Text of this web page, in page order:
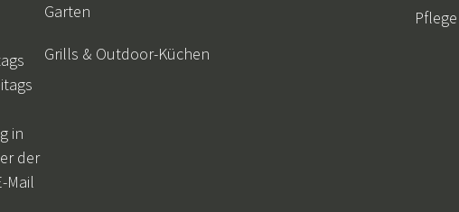
in
der
Mail
Garten
Grills & Outdoor-Küchen